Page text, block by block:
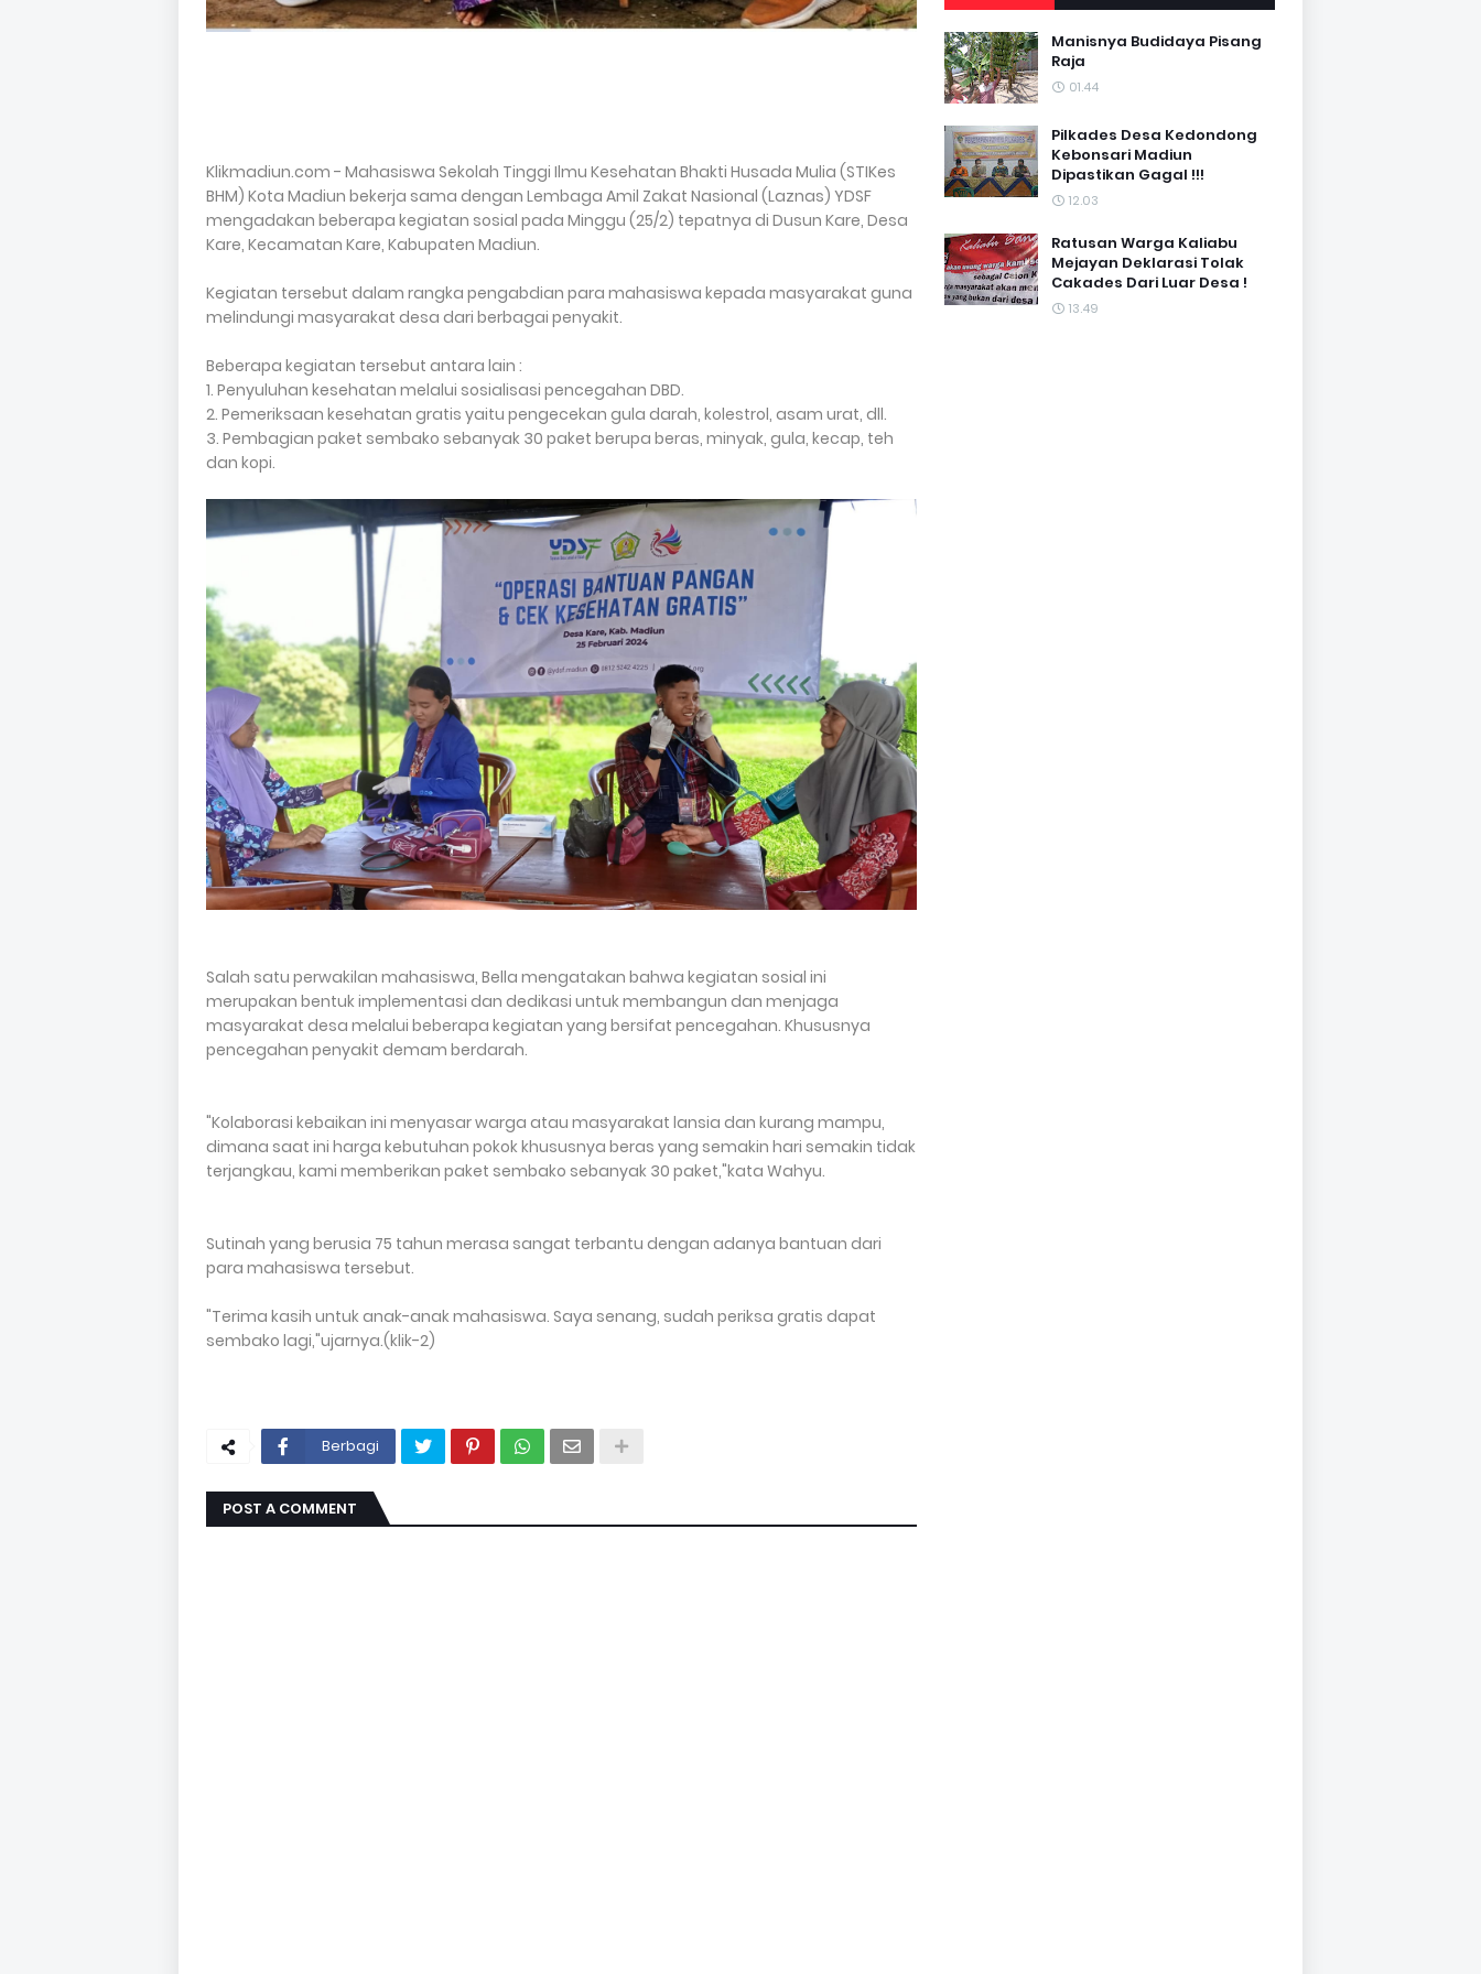
Klikmadiun.com - Mahasiswa Sekolah Tinggi Ilmu Kesehatan Bhakti Husada Mulia (STIKes
BHM) Kota Madiun bekerja sama dengan Lembaga Amil Zakat Nasional (Laznas) YDSF
mengadakan beberapa kegiatan sosial pada Minggu (25/2) tepatnya di Dusun Kare, Desa
Kare, Kecamatan Kare, Kabupaten Madiun.
Kegiatan tersebut dalam rangka pengabdian para mahasiswa kepada masyarakat guna
melindungi masyarakat desa dari berbagai penyakit.
Beberapa kegiatan tersebut antara lain :
1. Penyuluhan kesehatan melalui sosialisasi pencegahan DBD.
2. Pemeriksaan kesehatan gratis yaitu pengecekan gula darah, kolestrol, asam urat, dll.
3. Pembagian paket sembako sebanyak 30 paket berupa beras, minyak, gula, kecap, teh
dan kopi.
Salah satu perwakilan mahasiswa, Bella mengatakan bahwa kegiatan sosial ini
merupakan bentuk implementasi dan dedikasi untuk membangun dan menjaga
masyarakat desa melalui beberapa kegiatan yang bersifat pencegahan. Khususnya
pencegahan penyakit demam berdarah.
"Kolaborasi kebaikan ini menyasar warga atau masyarakat lansia dan kurang mampu,
dimana saat ini harga kebutuhan pokok khususnya beras yang semakin hari semakin tidak
terjangkau, kami memberikan paket sembako sebanyak 30 paket,"kata Wahyu.
Sutinah yang berusia 75 tahun merasa sangat terbantu dengan adanya bantuan dari
para mahasiswa tersebut.
"Terima kasih untuk anak-anak mahasiswa. Saya senang, sudah periksa gratis dapat
sembako lagi,"ujarnya.(klik-2)
Berbagi
POST A COMMENT
Manisnya Budidaya Pisang
Raja
01.44
Pilkades Desa Kedondong
Kebonsari Madiun
Dipastikan Gagal !!!
12.03
Ratusan Warga Kaliabu
Mejayan Deklarasi Tolak
Cakades Dari Luar Desa !
13.49